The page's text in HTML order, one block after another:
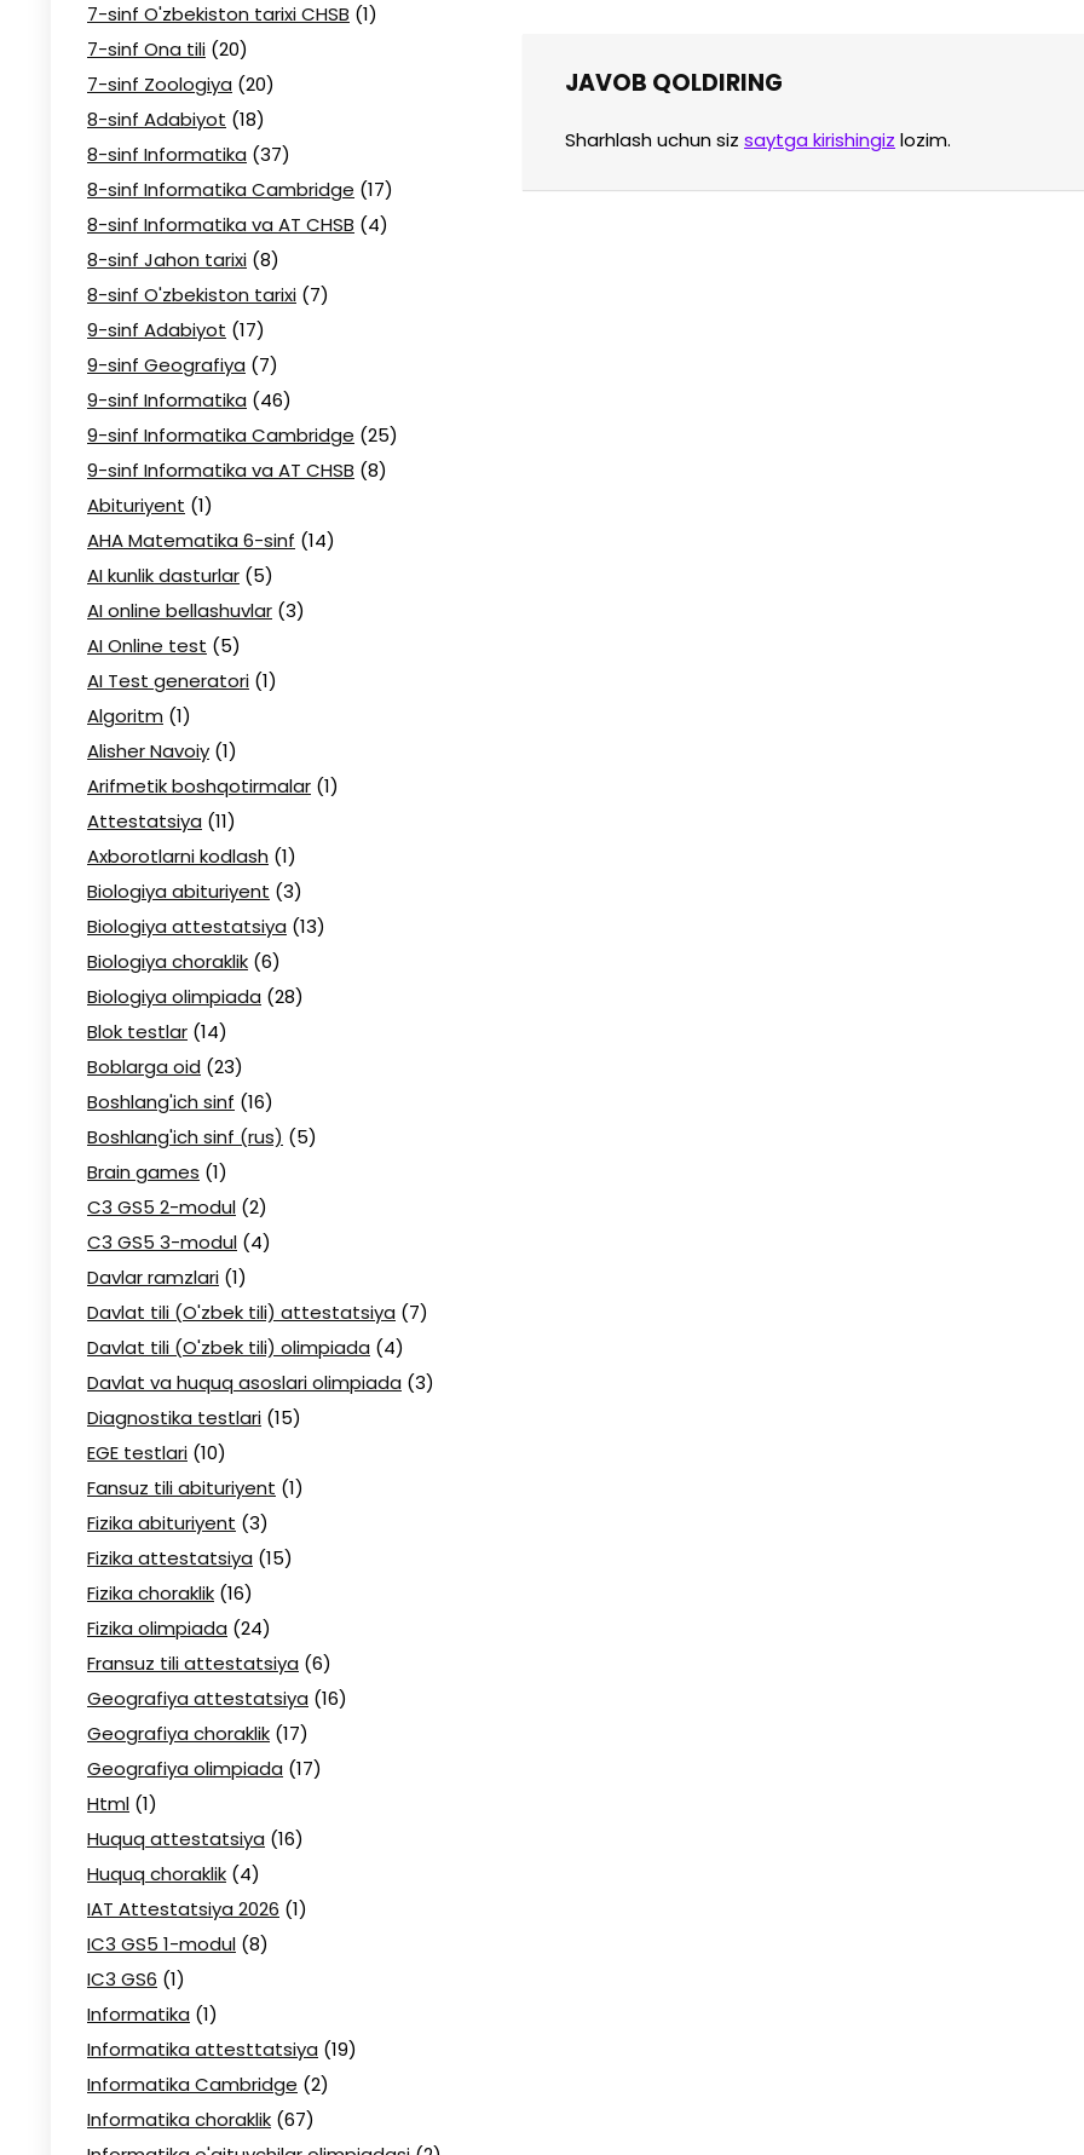
JAVOB QOLDIRING
Sharhlash uchun siz saytga kirishingiz lozim.
7-sinf O'zbekiston tarixi CHSB (1)
7-sinf Ona tili (20)
7-sinf Zoologiya (20)
8-sinf Adabiyot (18)
8-sinf Informatika (37)
8-sinf Informatika Cambridge (17)
8-sinf Informatika va AT CHSB (4)
8-sinf Jahon tarixi (8)
8-sinf O'zbekiston tarixi (7)
9-sinf Adabiyot (17)
9-sinf Geografiya (7)
9-sinf Informatika (46)
9-sinf Informatika Cambridge (25)
9-sinf Informatika va AT CHSB (8)
Abituriyent (1)
AHA Matematika 6-sinf (14)
AI kunlik dasturlar (5)
AI online bellashuvlar (3)
AI Online test (5)
AI Test generatori (1)
Algoritm (1)
Alisher Navoiy (1)
Arifmetik boshqotirmalar (1)
Attestatsiya (11)
Axborotlarni kodlash (1)
Biologiya abituriyent (3)
Biologiya attestatsiya (13)
Biologiya choraklik (6)
Biologiya olimpiada (28)
Blok testlar (14)
Boblarga oid (23)
Boshlang'ich sinf (16)
Boshlang'ich sinf (rus) (5)
Brain games (1)
C3 GS5 2-modul (2)
C3 GS5 3-modul (4)
Davlar ramzlari (1)
Davlat tili (O'zbek tili) attestatsiya (7)
Davlat tili (O'zbek tili) olimpiada (4)
Davlat va huquq asoslari olimpiada (3)
Diagnostika testlari (15)
EGE testlari (10)
Fansuz tili abituriyent (1)
Fizika abituriyent (3)
Fizika attestatsiya (15)
Fizika choraklik (16)
Fizika olimpiada (24)
Fransuz tili attestatsiya (6)
Geografiya attestatsiya (16)
Geografiya choraklik (17)
Geografiya olimpiada (17)
Html (1)
Huquq attestatsiya (16)
Huquq choraklik (4)
IAT Attestatsiya 2026 (1)
IC3 GS5 1-modul (8)
IC3 GS6 (1)
Informatika (1)
Informatika attesttatsiya (19)
Informatika Cambridge (2)
Informatika choraklik (67)